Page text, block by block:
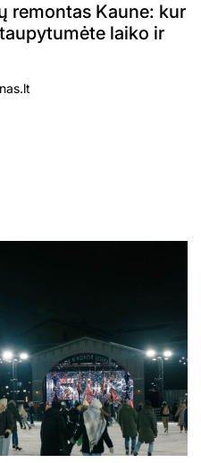
remontas Kaune: kur
laiko ir